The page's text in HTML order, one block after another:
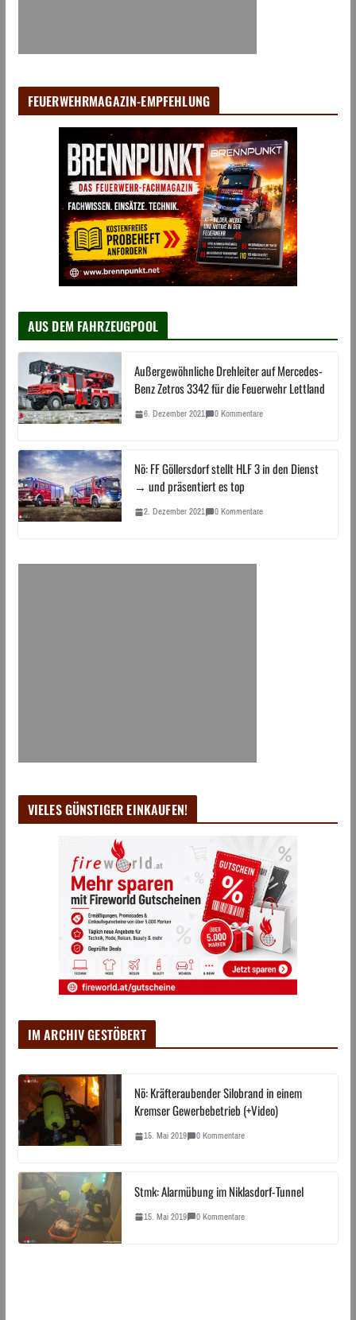
FEUERWEHRMAGAZIN-EMPFEHLUNG
AUS DEM FAHRZEUGPOOL
Außergewöhnliche Drehleiter auf Mercedes-
Benz Zetros 3342 für die Feuerwehr Lettland
6. Dezember 2021 0 Kommentare
Nö: FF Göllersdorf stellt HLF 3 in den Dienst
→ und präsentiert es top
2. Dezember 2021 0 Kommentare
VIELES GÜNSTIGER EINKAUFEN!
IM ARCHIV GESTÖBERT
Nö: Kräfteraubender Silobrand in einem
Kremser Gewerbebetrieb (+Video)
15. Mai 2019 0 Kommentare
Stmk: Alarmübung im Niklasdorf-Tunnel
15. Mai 2019 0 Kommentare